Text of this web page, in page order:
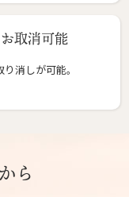
取消可能
消しが可能。
ら